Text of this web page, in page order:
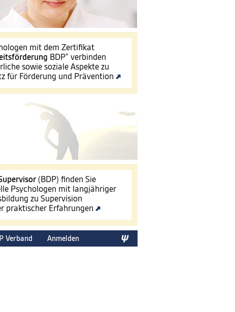
mit dem Zertifikat
BDP“ verbinden
sowie soziale Aspekte zu
für Förderung und Prävention
(BDP) finden Sie
Psychologen mit langjähriger
zu Supervision
praktischer Erfahrungen
Verband Anmelden